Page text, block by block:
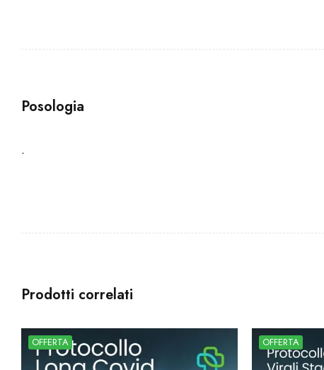
Posologia
-
Prodotti correlati
OFFERTA OFFERTA